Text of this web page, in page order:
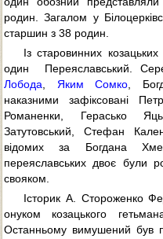
родин. Загалом у
старшин з 38 родин.
Із старовинних
один  Переяславський.
Лобода
Яким Сомко ,
наказними зафіксовані
Романенки, Герасько
Затутовський, Стефан
відомих за Богдана
переяславських двоє були
свояком.
Історик А. Стороженко
онуком козацького
Останньому вимушений був